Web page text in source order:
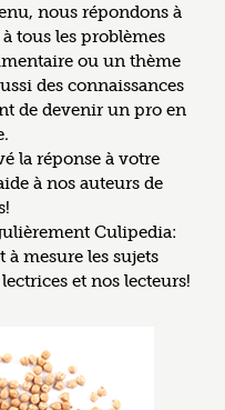
nous répondons à
tous les problèmes
ou un thème
des connaissances
de devenir un pro en
la réponse à votre
à nos auteurs de
Culipedia:
mesure les sujets
et nos lecteurs!